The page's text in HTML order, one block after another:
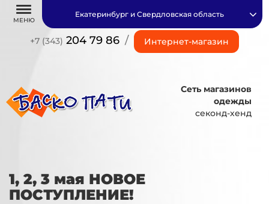
МЕНЮ
+7 (343) 204 79 86 / Интернет-магазин
Екатеринбург и Свердловская область
Сеть магазинов
одежды
секонд-хенд
1, 2, 3 мая НОВОЕ
ПОСТУПЛЕНИЕ!